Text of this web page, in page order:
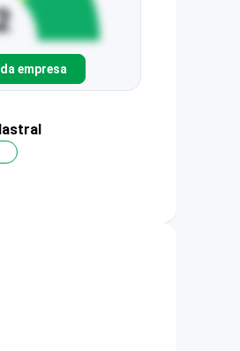
empresa